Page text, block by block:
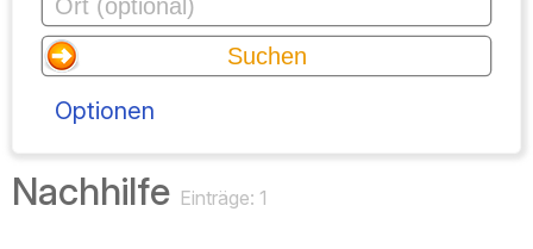
Optionen
Nachhilfe Einträge: 1